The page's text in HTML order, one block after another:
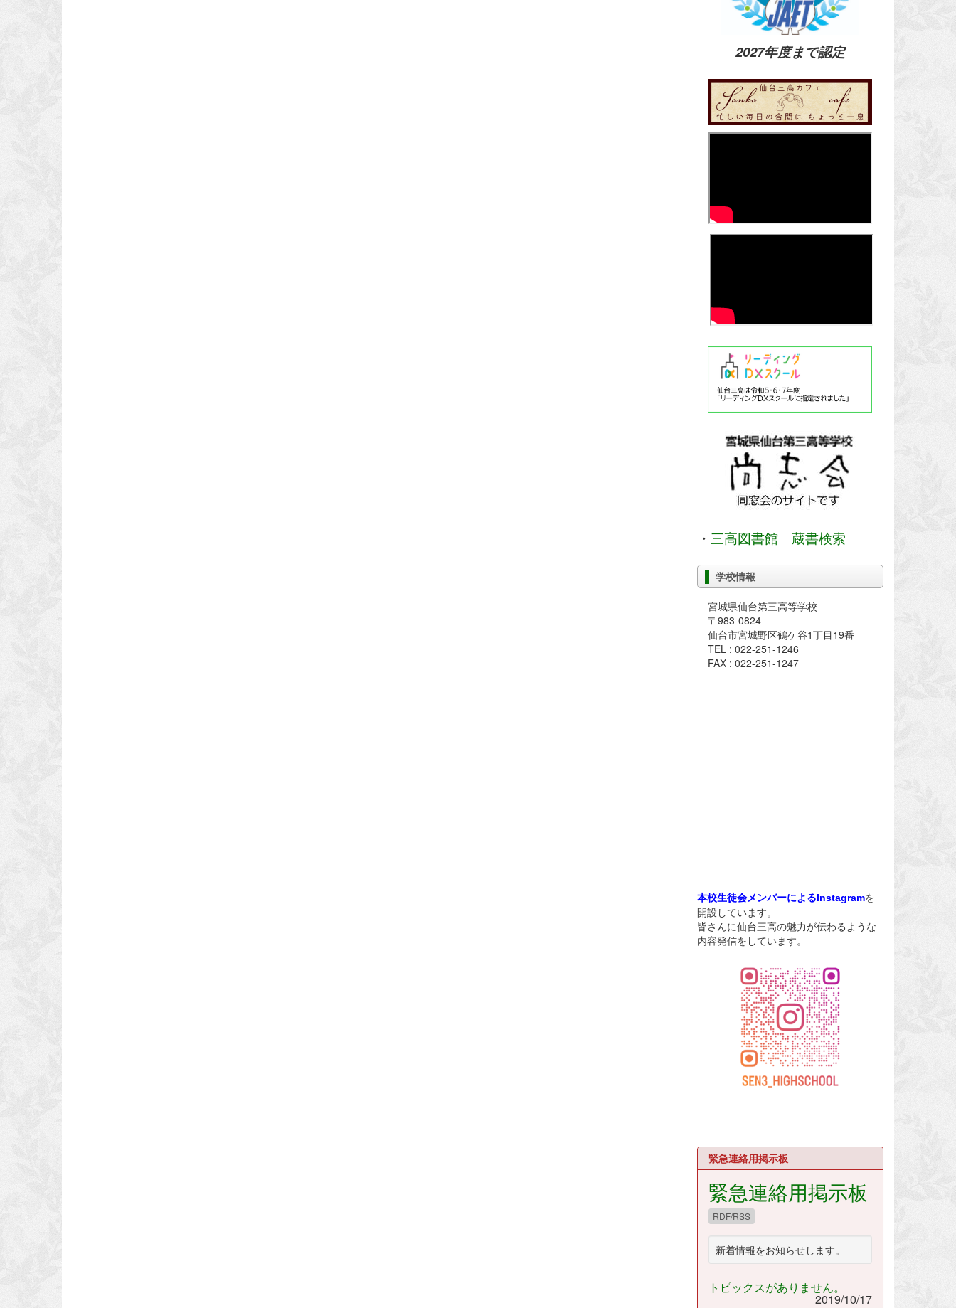
2027年度まで認定
・ 三高図書館 蔵書検索
学校情報
宮城県仙台第三高等学校
〒983-0824
仙台市宮城野区鶴ケ谷1丁目19番
TEL : 022-251-1246
FAX : 022-251-1247
本校生徒会メンバーによるInstagramを
開設しています。
皆さんに仙台三高の魅力が伝わるような
内容発信をしています。
緊急連絡用掲示板
緊急連絡用掲示板
RDF/RSS
新着情報をお知らせします。
トピックスがありません。
2019/10/17